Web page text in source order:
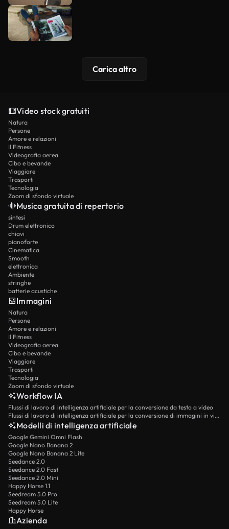
Carica altro
Video stock gratuiti
Natura
Persone
Amore e relazioni
Il Fitness
Videografia aerea
Cibo e bevande
Viaggiare
Trasporti
Tecnologia
Zoom di sfondo virtuale
Musica gratuita di repertorio
sintesi
Drum elettronico
chiavi
pianoforte
Cinematica
Smooth
elettronica
Ambiente
stringhe
batterie acustiche
Immagini
Natura
Persone
Amore e relazioni
Il Fitness
Videografia aerea
Cibo e bevande
Viaggiare
Trasporti
Tecnologia
Zoom di sfondo virtuale
Workflow IA
Flussi di lavoro di intelligenza artificiale per la conversione da testo a video
Flussi di lavoro di intelligenza artificiale per la conversione di immagini in video
Modelli di intelligenza artificiale
Google Gemini Omni Flash
Google Nano Banana 2
Google Nano Banana 2 Lite
Seedance 2.0
Seedance 2.0 Fast
Seedance 2.0 Mini
Happy Horse 1.1
Seedream 5.0 Pro
Seedream 5.0 Lite
Happy Horse
Azienda